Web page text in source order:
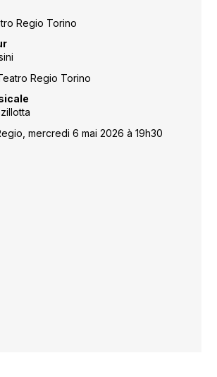
Regio Torino
Regio Torino
mercredi 6 mai 2026 à 19h30